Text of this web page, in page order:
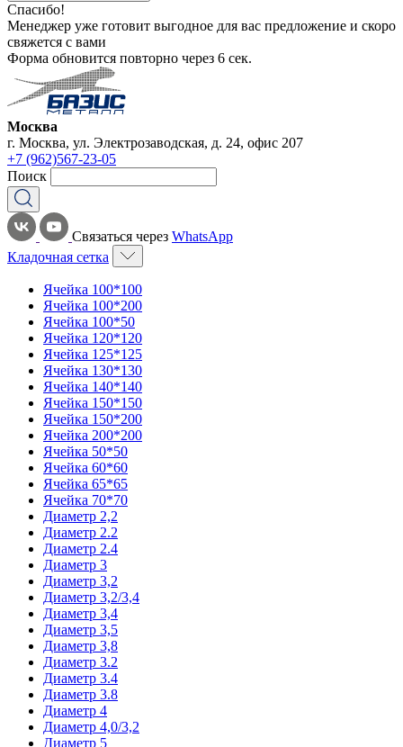
Спасибо!
Менеджер уже готовит выгодное для вас предложение и скоро
свяжется с вами
Форма обновится повторно через 6 сек.
Москва
г. Москва, ул. Электрозаводская, д. 24, офис 207
+7 (962)567-23-05
Поиск
Связаться через WhatsApp
Кладочная сетка
Ячейка 100*100
Ячейка 100*200
Ячейка 100*50
Ячейка 120*120
Ячейка 125*125
Ячейка 130*130
Ячейка 140*140
Ячейка 150*150
Ячейка 150*200
Ячейка 200*200
Ячейка 50*50
Ячейка 60*60
Ячейка 65*65
Ячейка 70*70
Диаметр 2,2
Диаметр 2.2
Диаметр 2.4
Диаметр 3
Диаметр 3,2
Диаметр 3,2/3,4
Диаметр 3,4
Диаметр 3,5
Диаметр 3,8
Диаметр 3.2
Диаметр 3.4
Диаметр 3.8
Диаметр 4
Диаметр 4,0/3,2
Диаметр 5